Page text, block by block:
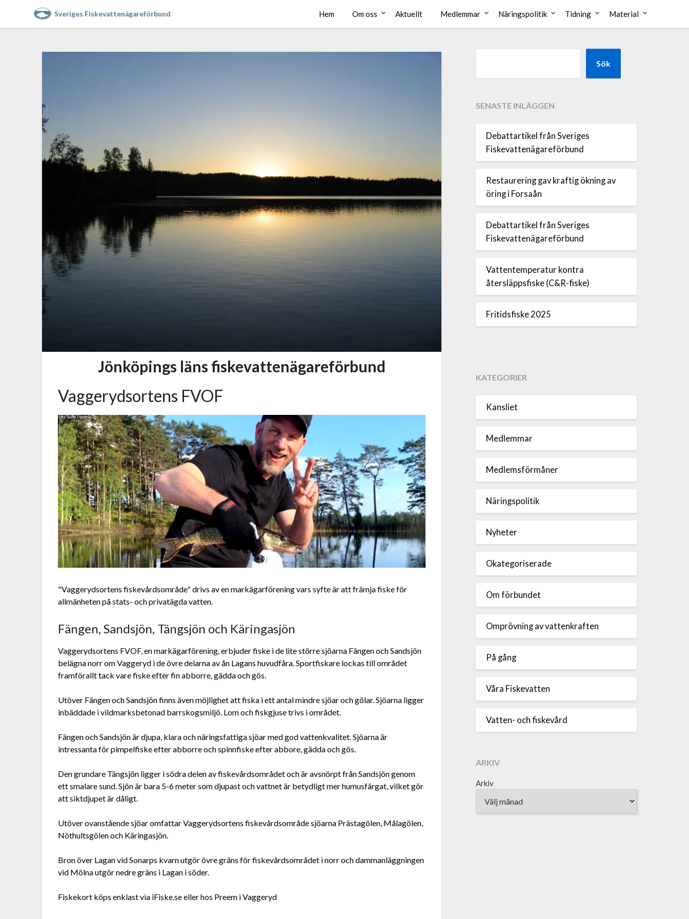
Sveriges Fiskevattenägareförbund Hem Om oss Aktuellt Medlemmar Näringspolitik Tidning Material
Jönköpings läns fiskevattenägareförbund
Vaggerydsortens FVOF
"Vaggerydsortens fiskevårdsområde" drivs av en markägarförening vars syfte är att främja fiske för
allmänheten på stats- och privatägda vatten.
Fängen, Sandsjön, Tängsjön och Käringasjön
Vaggerydsortens FVOF, en markägarförening, erbjuder fiske i de lite större sjöarna Fängen och Sandsjön
belägna norr om Vaggeryd i de övre delarna av ån Lagans huvudfåra. Sportfiskare lockas till området
framförallt tack vare fiske efter fin abborre, gädda och gös.
Utöver Fängen och Sandsjön finns även möjlighet att fiska i ett antal mindre sjöar och gölar. Sjöarna ligger
inbäddade i vildmarksbetonad barrskogsmiljö. Lom och fiskgjuse trivs i området.
Fängen och Sandsjön är djupa, klara och näringsfattiga sjöar med god vattenkvalitet. Sjöarna är
intressanta för pimpelfiske efter abborre och spinnfiske efter abbore, gädda och gös.
Den grundare Tängsjön ligger i södra delen av fiskevårdsområdet och är avsnörpt från Sandsjön genom
ett smalare sund. Sjön är bara 5-6 meter som djupast och vattnet är betydligt mer humusfärgat, vilket gör
att siktdjupet är dåligt.
Utöver ovanstående sjöar omfattar Vaggerydsortens fiskevårdsområde sjöarna Prästagölen, Målagölen,
Nöthultsgölen och Käringasjön.
Bron över Lagan vid Sonarps kvarn utgör övre gräns för fiskevårdsområdet i norr och dammanläggningen
vid Mölna utgör nedre gräns i Lagan i söder.
Fiskekort köps enklast via iFiske.se eller hos Preem i Vaggeryd
Sök
SENASTE INLÄGGEN
Debattartikel från Sveriges
Fiskevattenägareförbund
Restaurering gav kraftig ökning av
öring i Forsaån
Debattartikel från Sveriges
Fiskevattenägareförbund
Vattentemperatur kontra
återsläppsfiske (C&R-fiske)
Fritidsfiske 2025
KATEGORIER
Kansliet
Medlemmar
Medlemsförmåner
Näringspolitik
Nyheter
Okategoriserade
Om förbundet
Omprövning av vattenkraften
På gång
Våra Fiskevatten
Vatten- och fiskevård
ARKIV
Arkiv